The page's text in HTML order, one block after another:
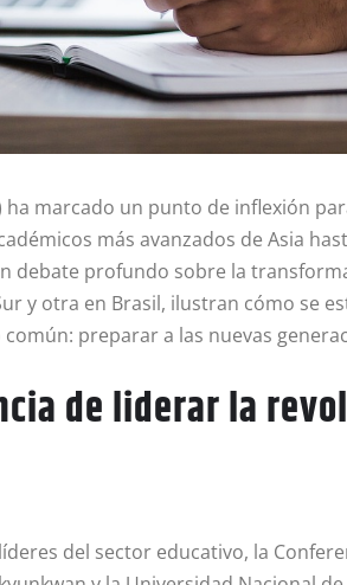
ha marcado un punto de inflexión
más avanzados de Asia
debate profundo sobre la
y otra en Brasil, ilustran cómo se
preparar a las nuevas
de liderar la
del sector educativo, la